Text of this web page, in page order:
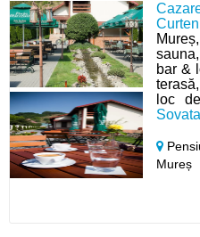
bar &
loc
Sovata
Mureș